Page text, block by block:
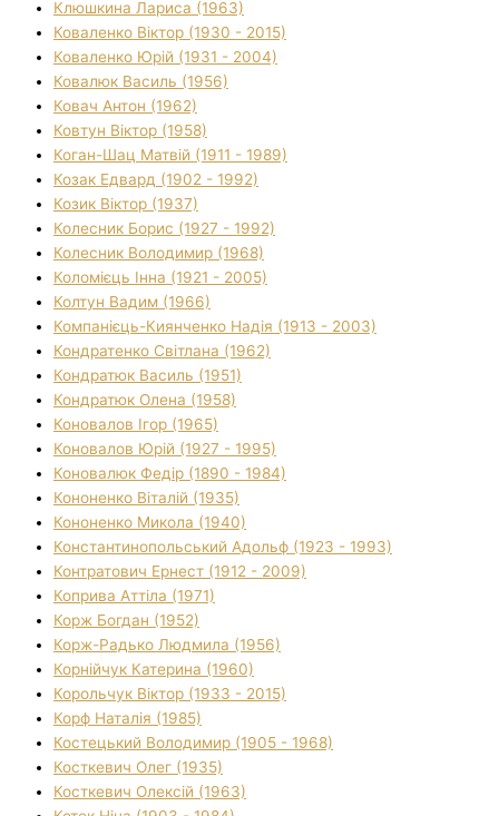
Клюшкина Лариса (1963)
Коваленко Віктор (1930 - 2015)
Коваленко Юрій (1931 - 2004)
Ковалюк Василь (1956)
Ковач Антон (1962)
Ковтун Віктор (1958)
Коган-Шац Матвій (1911 - 1989)
Козак Едвард (1902 - 1992)
Козик Віктор (1937)
Колесник Борис (1927 - 1992)
Колесник Володимир (1968)
Коломієць Інна (1921 - 2005)
Колтун Вадим (1966)
Компанієць-Киянченко Надія (1913 - 2003)
Кондратенко Світлана (1962)
Кондратюк Василь (1951)
Кондратюк Олена (1958)
Коновалов Ігор (1965)
Коновалов Юрій (1927 - 1995)
Коновалюк Федір (1890 - 1984)
Кононенко Віталій (1935)
Кононенко Микола (1940)
Константинопольський Адольф (1923 - 1993)
Контратович Ернест (1912 - 2009)
Коприва Аттіла (1971)
Корж Богдан (1952)
Корж-Радько Людмила (1956)
Корнійчук Катерина (1960)
Корольчук Віктор (1933 - 2015)
Корф Наталія (1985)
Костецький Володимир (1905 - 1968)
Косткевич Олег (1935)
Косткевич Олексій (1963)